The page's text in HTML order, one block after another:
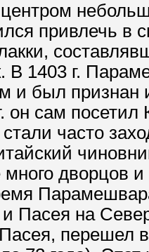
привлечь в
В 1403 г.
и был признан
он сам
часто
много дворцов
Пасея на
перешел